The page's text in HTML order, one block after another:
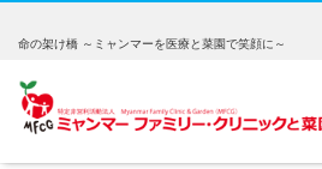
命の架け橋 ～ミャンマーを医療と菜園で笑顔に～